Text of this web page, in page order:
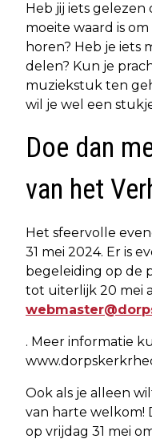
Heb jij iets
moeite waard is
horen? Heb je iets
delen? Kun je
muziekstuk ten
wil je wel een
Doe dan
van het
Het sfeervolle
31 mei 2024. Er is
begeleiding op de
tot uiterlijk 20 mei
. Meer informatie
Ook als je alleen
van harte welkom!
op vrijdag 31 mei